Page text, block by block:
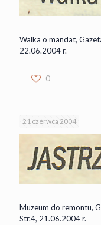
Walka o mandat,
22.06.2004 r.
0
21 czerwca 2004
Muzeum do remontu,
Str.4, 21.06.2004 r.